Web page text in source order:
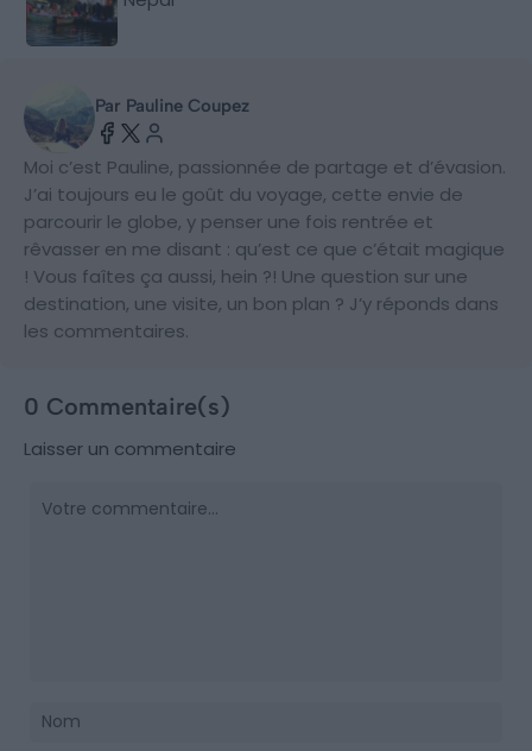
Par Pauline Coupez
Moi c’est Pauline, passionnée de partage et d’évasion.
J’ai toujours eu le goût du voyage, cette envie de
parcourir le globe, y penser une fois rentrée et
rêvasser en me disant : qu’est ce que c’était magique
! Vous faîtes ça aussi, hein ?! Une question sur une
destination, une visite, un bon plan ? J’y réponds dans
les commentaires.
0 Commentaire(s)
Laisser un commentaire